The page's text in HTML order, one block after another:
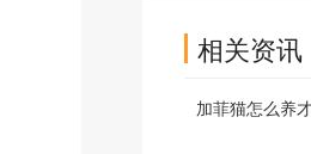
相关资讯
加菲猫怎么养